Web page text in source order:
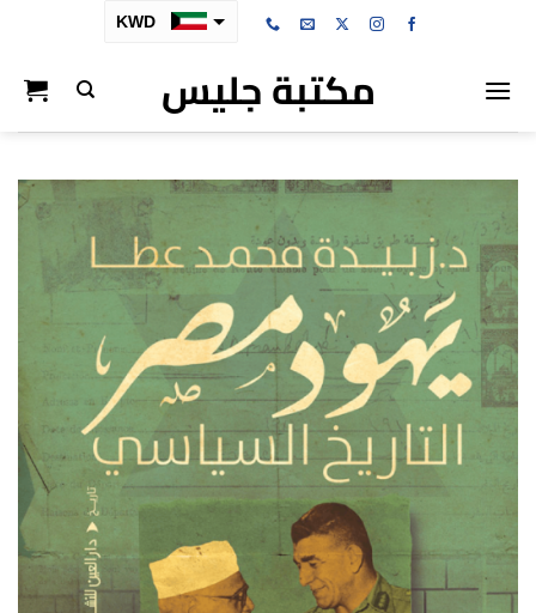
KWD
OMR
QAR
مكتبة جليس